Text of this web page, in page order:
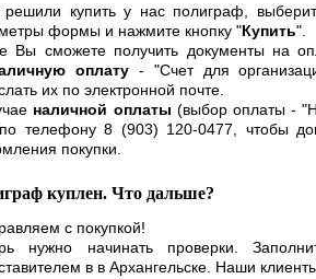
решили купить у нас полиграф,
формы и нажмите кнопку "Купить".
Вы сможете получить документы на
оплату- "Счет для
их по электронной почте.
наличной оплаты (выбор оплаты -
телефону 8 (903) 120-0477, чтобы
покупки.
куплен. Что дальше?
с покупкой!
нужно начинать проверки.
в в Архангельске. Наши